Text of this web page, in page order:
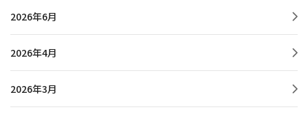
2026年6月
2026年4月
2026年3月